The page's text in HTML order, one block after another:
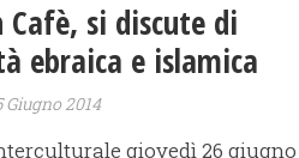
Cafè, si discute di
ebraica e islamica
Giugno 2014
giovedì 26 giugno